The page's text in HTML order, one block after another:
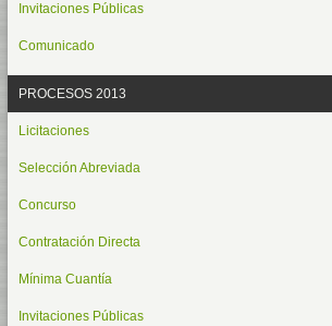
Invitaciones Públicas
Comunicado
PROCESOS 2013
Licitaciones
Selección Abreviada
Concurso
Contratación Directa
Mínima Cuantía
Invitaciones Públicas